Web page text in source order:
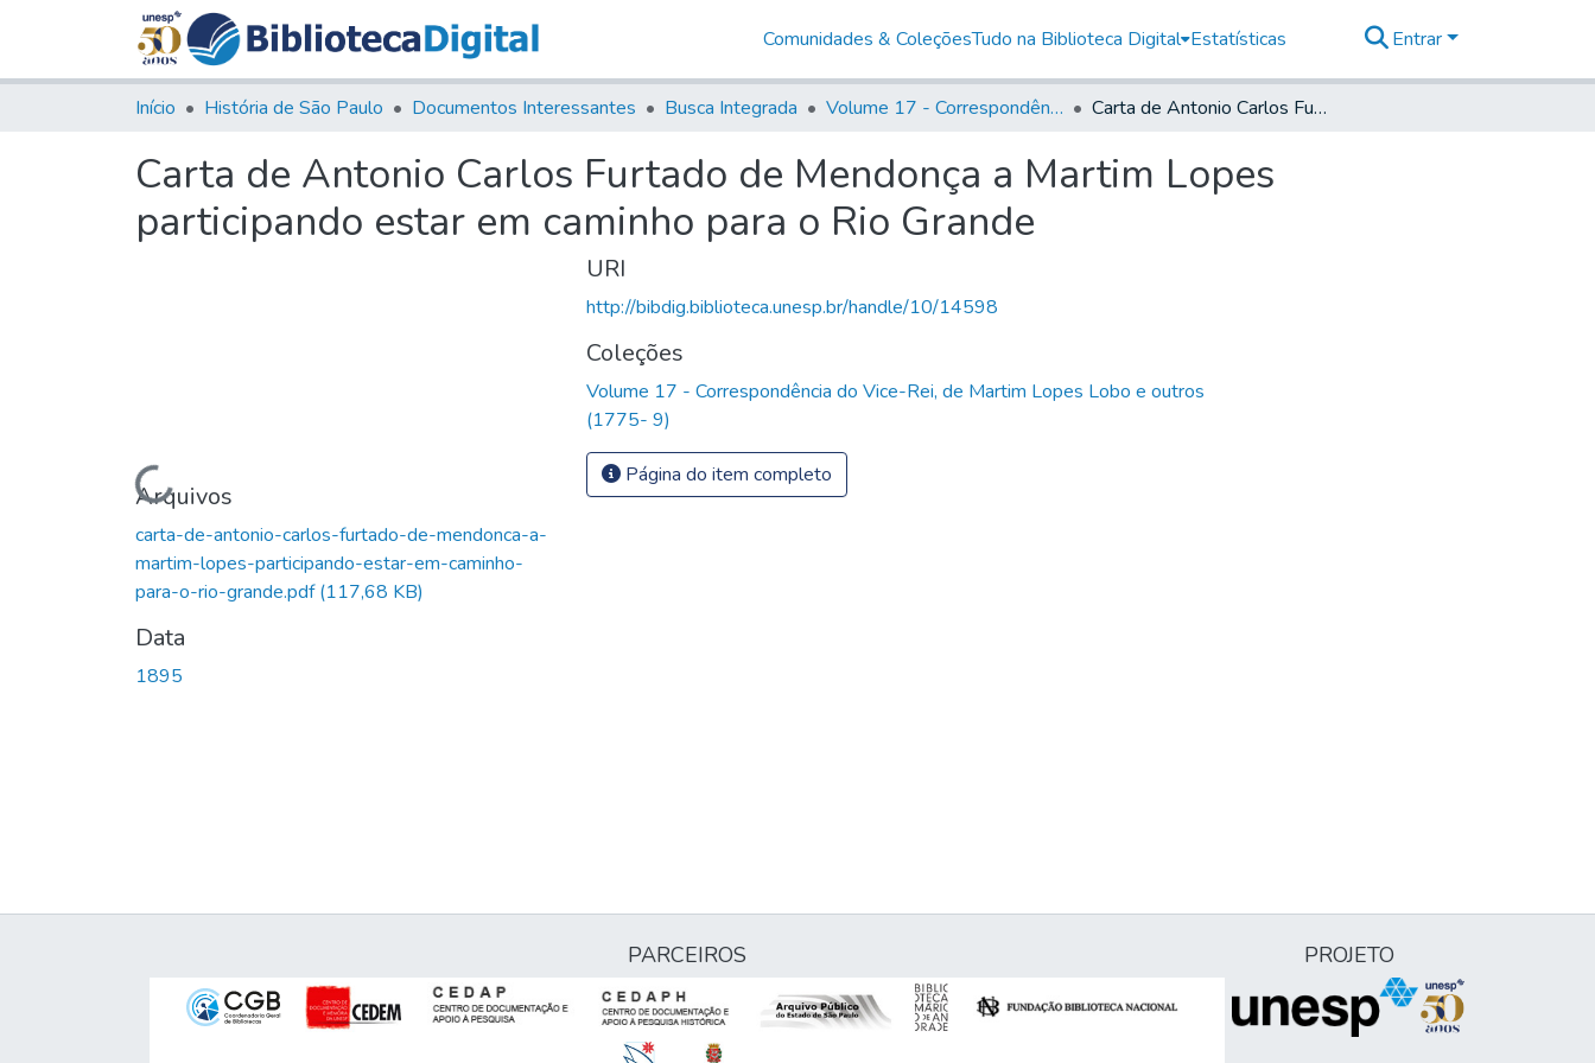
Comunidades & ColeçõesTudo na Biblioteca Digital Estatísticas Entrar
Início História de São Paulo Documentos Interessantes Busca Integrada Volume 17 - Correspondência do Vice-Rei, de Martim Lopes Lobo e outros (1775- 9) Carta de Antonio Carlos Furtado de Mendonça a Martim Lopes participando estar em caminho para o Rio Grande
Carta de Antonio Carlos Furtado de Mendonça a Martim Lopes
participando estar em caminho para o Rio Grande
Carregando...
Arquivos
carta-de-antonio-carlos-furtado-de-mendonca-a-
martim-lopes-participando-estar-em-caminho-
para-o-rio-grande.pdf(117,68 KB)
Data
1895
URI
http://bibdig.biblioteca.unesp.br/handle/10/14598
Coleções
Volume 17 - Correspondência do Vice-Rei, de Martim Lopes Lobo e outros
(1775- 9)
Página do item completo
PARCEIROS PROJETO